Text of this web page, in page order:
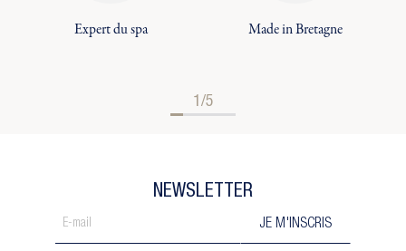
Expert du spa Made in Bretagne
1/5
NEWSLETTER